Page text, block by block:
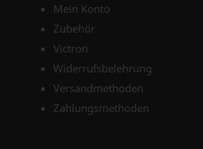
Mein Konto
Zubehör
Victron
Widerrufsbelehrung
Versandmethoden
Zahlungsmethoden